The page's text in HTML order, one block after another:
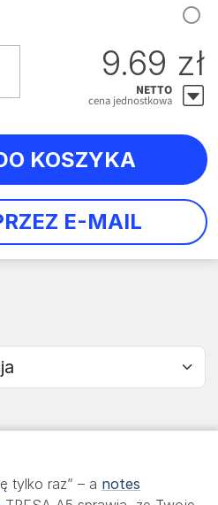
tylko raz” – a notes
9.69 zł
NETTO
cena jednostkowa
E-MAIL
KOSZYKA